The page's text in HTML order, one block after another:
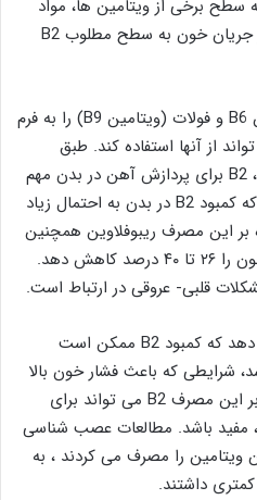
برخی از ویتامین ها، مواد
شیمیایی و مواد معدنی خاص در جریان خون به سطح مطلوب B2
علاوه بر این ریبوفلاوین، ویتامین B6 و فولات (ویتامین B9) را به فرم
از آنها استفاده کند. طبق
گزارش مجله تغذیه بالینی آمریکا، B2 برای پردازش آهن در بدن مهم
است و تحقیقات نشان می دهد که کمبود B2 در بدن به احتمال زیاد
این مصرف ریبوفلاوین همچنین
می تواند سطح هموسیستئین خون را ۲۶ تا ۴۰ درصد کاهش دهد.
قلبی- عروقی در ارتباط است.
تحقیقات صورت گرفته نشان می دهد که کمبود B2 ممکن است
شرایطی که باعث فشار خون بالا
در اواخر بارداری می شود. علاوه بر این مصرف B2 می تواند برای
مفید باشد. مطالعات عصب شناسی
ویتامین را مصرف می کردند ، به
داشتند.